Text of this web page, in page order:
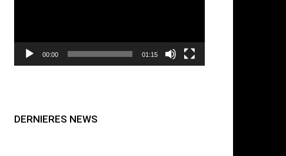
00:00 01:15
DERNIERES NEWS